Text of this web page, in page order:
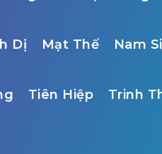
Dị Mạt Thế Nam
Tiên Hiệp Trinh